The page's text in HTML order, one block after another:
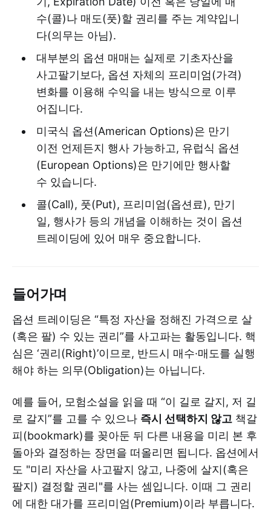
수(콜)나 매도(풋)할 권리를 주는 계약입니
다(의무는 아님).
대부분의 옵션 매매는 실제로 기초자산을
사고팔기보다, 옵션 자체의 프리미엄(가격)
변화를 이용해 수익을 내는 방식으로 이루
어집니다.
미국식 옵션(American Options)은 만기
이전 언제든지 행사 가능하고, 유럽식 옵션
(European Options)은 만기에만 행사할
수 있습니다.
콜(Call), 풋(Put), 프리미엄(옵션료), 만기
일, 행사가 등의 개념을 이해하는 것이 옵션
트레이딩에 있어 매우 중요합니다.
들어가며
옵션 트레이딩은 “특정 자산을 정해진 가격으로 살
(혹은 팔) 수 있는 권리”를 사고파는 활동입니다. 핵
심은 ‘권리(Right)’이므로, 반드시 매수·매도를 실행
해야 하는 의무(Obligation)는 아닙니다.
예를 들어, 모험소설을 읽을 때 “이 길로 갈지, 저 길
로 갈지”를 고를 수 있으나 즉시 선택하지 않고 책갈
피(bookmark)를 꽂아둔 뒤 다른 내용을 미리 본 후
돌아와 결정하는 장면을 떠올리면 됩니다. 옵션에서
도 "미리 자산을 사고팔지 않고, 나중에 살지(혹은
팔지) 결정할 권리"를 사는 셈입니다. 이때 그 권리
에 대한 대가를 프리미엄(Premium)이라 부릅니다.